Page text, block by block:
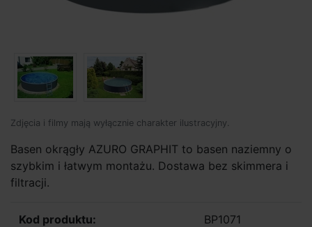
Zdjęcia i filmy mają wyłącznie charakter ilustracyjny.
Basen okrągły AZURO GRAPHIT to basen naziemny o
szybkim i łatwym montażu. Dostawa bez skimmera i
filtracji.
Kod produktu: BP1071